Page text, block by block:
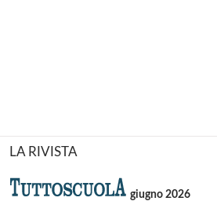
LA RIVISTA
giugno 2026